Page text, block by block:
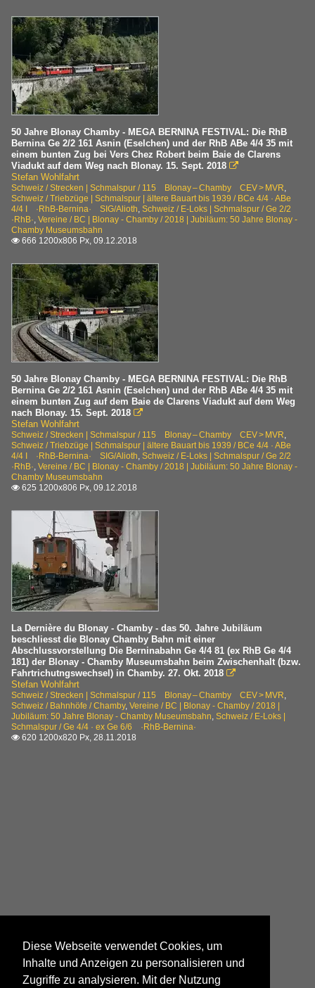
50 Jahre Blonay Chamby - MEGA BERNINA FESTIVAL: Die RhB
Bernina Ge 2/2 161 Asnin (Eselchen) und der RhB ABe 4/4 35 mit
einem bunten Zug bei Vers Chez Robert beim Baie de Clarens
Viadukt auf dem Weg nach Blonay. 15. Sept. 2018 
Stefan Wohlfahrt
Schweiz / Strecken | Schmalspur / 115 Blonay – Chamby CEV > MVR,
Schweiz / Triebzüge | Schmalspur | ältere Bauart bis 1939 / BCe 4/4 · ABe
4/4 I ·RhB-Bernina· SIG/Alioth, Schweiz / E-Loks | Schmalspur / Ge 2/2
·RhB·, Vereine / BC | Blonay - Chamby / 2018 | Jubiläum: 50 Jahre Blonay -
Chamby Museumsbahn
 666 1200x806 Px, 09.12.2018
50 Jahre Blonay Chamby - MEGA BERNINA FESTIVAL: Die RhB
Bernina Ge 2/2 161 Asnin (Eselchen) und der RhB ABe 4/4 35 mit
einem bunten Zug auf dem Baie de Clarens Viadukt auf dem Weg
nach Blonay. 15. Sept. 2018 
Stefan Wohlfahrt
Schweiz / Strecken | Schmalspur / 115 Blonay – Chamby CEV > MVR,
Schweiz / Triebzüge | Schmalspur | ältere Bauart bis 1939 / BCe 4/4 · ABe
4/4 I ·RhB-Bernina· SIG/Alioth, Schweiz / E-Loks | Schmalspur / Ge 2/2
·RhB·, Vereine / BC | Blonay - Chamby / 2018 | Jubiläum: 50 Jahre Blonay -
Chamby Museumsbahn
 625 1200x806 Px, 09.12.2018
La Dernière du Blonay - Chamby - das 50. Jahre Jubiläum
beschliesst die Blonay Chamby Bahn mit einer
Abschlussvorstellung Die Berninabahn Ge 4/4 81 (ex RhB Ge 4/4
181) der Blonay - Chamby Museumsbahn beim Zwischenhalt (bzw.
Fahrtrichutngswechsel) in Chamby. 27. Okt. 2018 
Stefan Wohlfahrt
Schweiz / Strecken | Schmalspur / 115 Blonay – Chamby CEV > MVR,
Schweiz / Bahnhöfe / Chamby, Vereine / BC | Blonay - Chamby / 2018 |
Jubiläum: 50 Jahre Blonay - Chamby Museumsbahn, Schweiz / E-Loks |
Schmalspur / Ge 4/4 · ex Ge 6/6 ·RhB-Bernina·
 620 1200x820 Px, 28.11.2018
Diese Webseite verwendet Cookies, um
Inhalte und Anzeigen zu personalisieren und
Zugriffe zu analysieren. Mit der Nutzung